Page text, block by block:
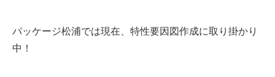
パッケージ松浦では現在、特性要因図作成に取り掛かり
中！